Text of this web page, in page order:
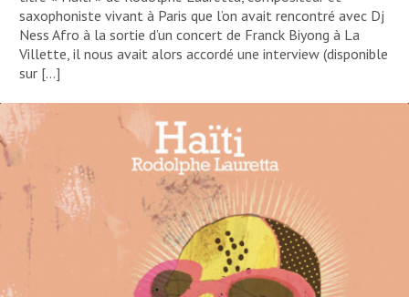
saxophoniste vivant à Paris que l’on avait rencontré avec Dj
Ness Afro à la sortie d’un concert de Franck Biyong à La
Villette, il nous avait alors accordé une interview (disponible
sur […]